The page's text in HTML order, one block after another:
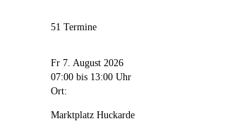
51 Termine
Fr 7. August 2026
07:00 bis 13:00 Uhr
Ort:
Marktplatz Huckarde